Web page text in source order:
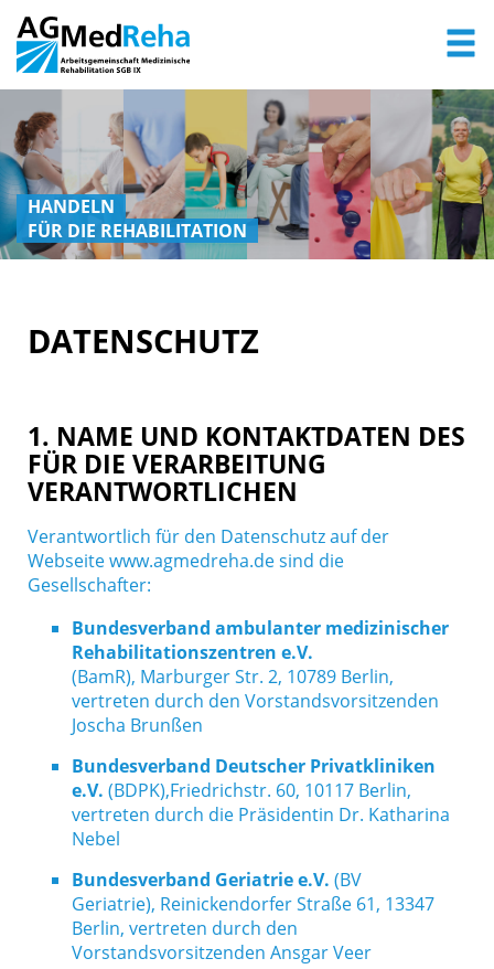
HANDELN
FÜR DIE REHABILITATION
DATENSCHUTZ
1. NAME UND KONTAKTDATEN DES
FÜR DIE VERARBEITUNG
VERANTWORTLICHEN
Verantwortlich für den Datenschutz auf der
Webseite www.agmedreha.de sind die
Gesellschafter:
Bundesverband ambulanter medizinischer
Rehabilitationszentren e.V.
(BamR), Marburger Str. 2, 10789 Berlin,
vertreten durch den Vorstandsvorsitzenden
Joscha Brunßen
Bundesverband Deutscher Privatkliniken
e.V. (BDPK),Friedrichstr. 60, 10117 Berlin,
vertreten durch die Präsidentin Dr. Katharina
Nebel
Bundesverband Geriatrie e.V. (BV
Geriatrie), Reinickendorfer Straße 61, 13347
Berlin, vertreten durch den
Vorstandsvorsitzenden Ansgar Veer